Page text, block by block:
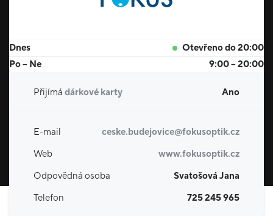
Dnes
Otevřeno do 20:00
Po – Ne
9:00 – 20:00
Přijímá dárkové karty Ano
E-mail
ceske.budejovice@fokusoptik.cz
Web
www.fokusoptik.cz
Odpovědná osoba
Svatošová Jana
Telefon
725 245 965